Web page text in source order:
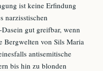
ist keine Erfindung
narzisstischen
gut greifbar, wenn
Bergwelten von Sils Maria
antisemitische
bis hin zu blonden